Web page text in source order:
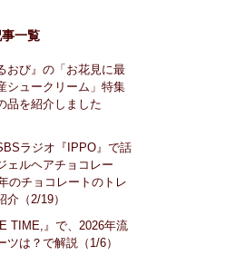
一覧
おび』の「お花見に最
シュークリーム」特集
品を紹介しました
ラジオ『IPPO』で話
ェルヘアチョコレー
のチョコレートのトレ
介（2/19）
TIME,』で、2026年流
ツは？で解説（1/6）